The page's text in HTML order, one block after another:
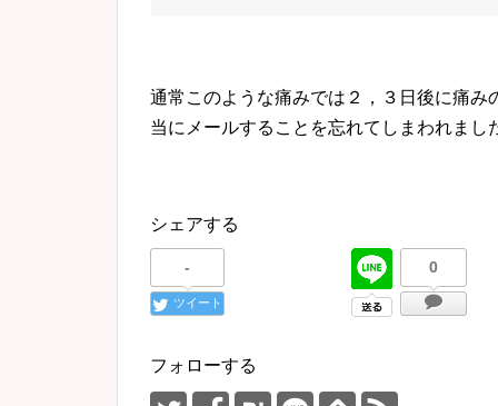
通常このような痛みでは２，３日後に痛
当にメールすることを忘れてしまわれまし
シェアする
-
ツイート
0
フォローする